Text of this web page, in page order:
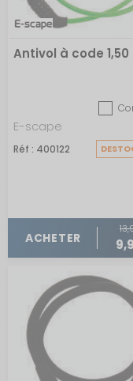
Antivol à code 1,50
E-scape
Réf : 400122
ACHETER